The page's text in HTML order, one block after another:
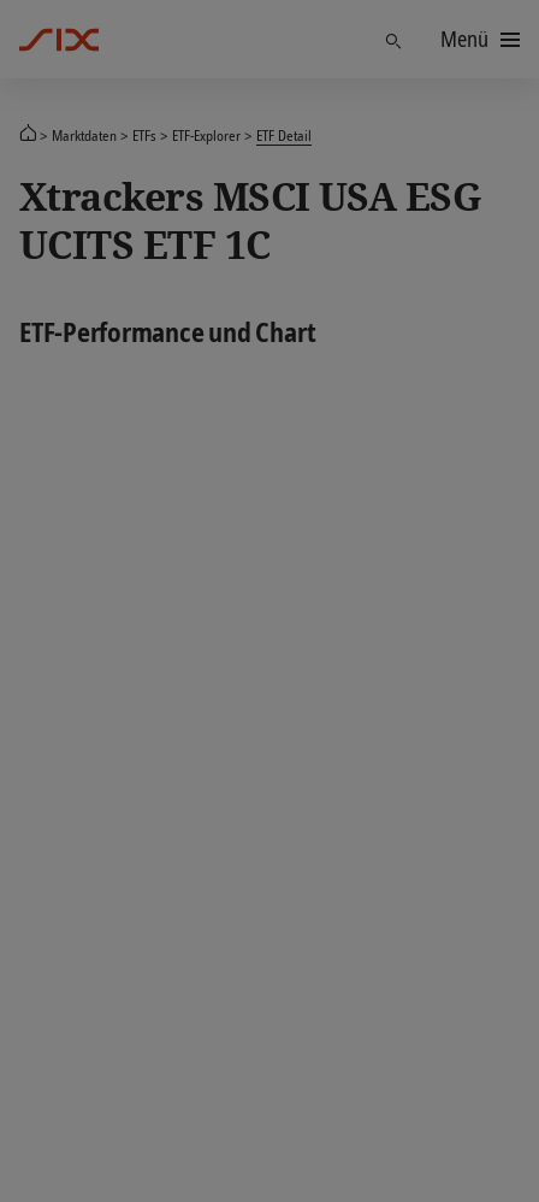
FindenMenü
Marktdaten ETFs ETF-Explorer ETF Detail
Xtrackers MSCI USA ESG
UCITS ETF 1C
ETF-Performance und Chart